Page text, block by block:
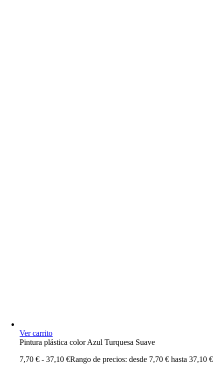
Ver carrito
Pintura plástica color Azul Turquesa Suave
7,70€ - 37,10€Rango de precios: desde 7,70 € hasta 37,10 €